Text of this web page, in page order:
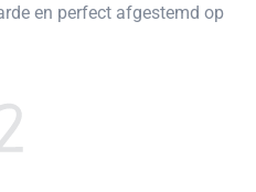
en perfect afgestemd op